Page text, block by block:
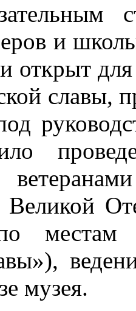
и
открыт
славы,
Великой
музея.